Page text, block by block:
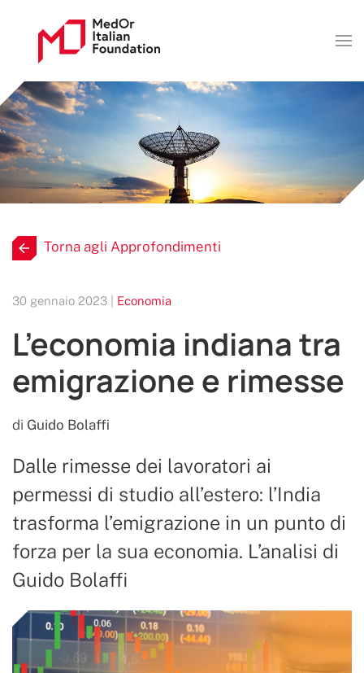
Torna agli Approfondimenti
30 gennaio 2023 | Economia
L’economia indiana tra
emigrazione e rimesse
di Guido Bolaffi
Dalle rimesse dei lavoratori ai
permessi di studio all’estero: l’India
trasforma l’emigrazione in un punto di
forza per la sua economia. L’analisi di
Guido Bolaffi